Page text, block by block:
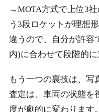
→MOTA方式で上位3
う3段ロケットが理想
違うので、自分が許容
内)に合わせて段階的に
もう一つの裏技は、
査定は、車両の状態を
度が劇的に変わります